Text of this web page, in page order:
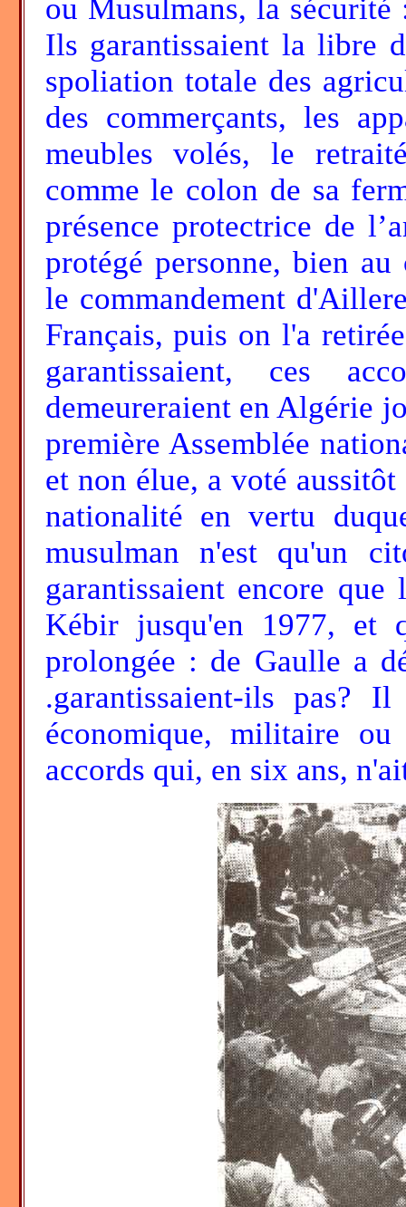
ou Musulmans, la
Ils garantissaient la libre
spoliation totale des
des commerçants, les
meubles volés, le
comme le colon de sa
présence protectrice de
protégé personne, bien
le commandement
Français, puis on l'a
garantissaient, ces
demeureraient en Algérie
première Assemblée
et non élue, a voté
nationalité en vertu
musulman n'est qu'un
garantissaient encore
Kébir jusqu'en 1977, et
prolongée : de Gaulle a
.garantissaient-ils pas?
économique, militaire
accords qui, en six ans,